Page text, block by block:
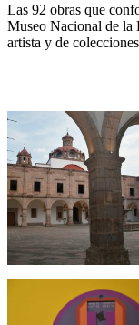
Las 92 obras que
Museo Nacional de la
artista y de